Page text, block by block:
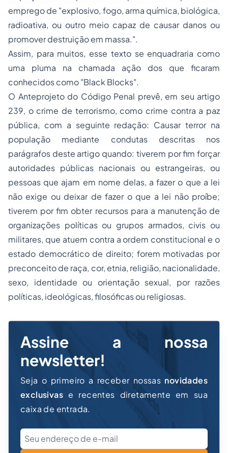
emprego de "explosivo, fogo, arma química, biológica,
radioativa, ou outro meio capaz de causar danos ou
promover destruição em massa.".
Assim, para muitos, esse texto se enquadraria como
uma pluma na chamada ação dos que ficaram
conhecidos como "Black Blocks".
O Anteprojeto do Código Penal prevê, em seu artigo
239, o crime de terrorismo, como crime contra a paz
pública, com a seguinte redação: Causar terror na
população mediante condutas descritas nos
parágrafos deste artigo quando: tiverem por fim forçar
autoridades públicas nacionais ou estrangeiras, ou
pessoas que ajam em nome delas, a fazer o que a lei
não exige ou deixar de fazer o que a lei não proíbe;
tiverem por fim obter recursos para a manutenção de
organizações políticas ou grupos armados, civis ou
militares, que atuem contra a ordem constitucional e o
estado democrático de direito; forem motivadas por
preconceito de raça, cor, etnia, religião, nacionalidade,
sexo, identidade ou orientação sexual, por razões
políticas, ideológicas, filosóficas ou religiosas.
Assine a nossa
newsletter!
Seja o primeiro a receber nossas novidades
exclusivas e recentes diretamente em sua
caixa de entrada.